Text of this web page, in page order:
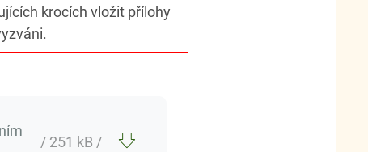
krocích vložit přílohy
/ 251 kB /